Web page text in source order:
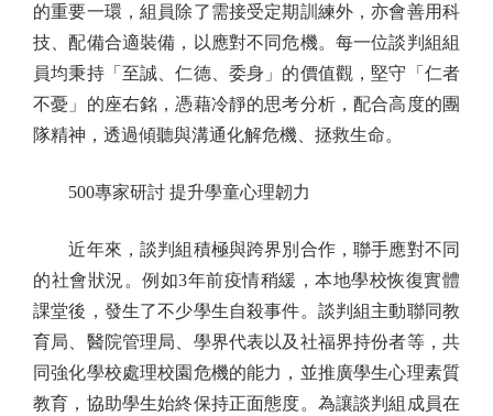
的重要一環，組員除了需接受定期訓練外，亦會善用科
技、配備合適裝備，以應對不同危機。每一位談判組組
員均秉持「至誠、仁德、委身」的價值觀，堅守「仁者
不憂」的座右銘，憑藉冷靜的思考分析，配合高度的團
隊精神，透過傾聽與溝通化解危機、拯救生命。
500專家研討 提升學童心理韌力
近年來，談判組積極與跨界別合作，聯手應對不同
的社會狀況。例如3年前疫情稍緩，本地學校恢復實體
課堂後，發生了不少學生自殺事件。談判組主動聯同教
育局、醫院管理局、學界代表以及社福界持份者等，共
同強化學校處理校園危機的能力，並推廣學生心理素質
教育，協助學生始終保持正面態度。為讓談判組成員在